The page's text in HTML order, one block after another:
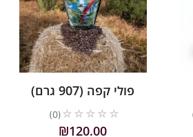
פולי קפה (907 גרם)
☆
☆
☆
(0)
₪120.00